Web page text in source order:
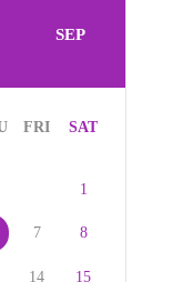
SEP
FRI SAT
1
7 8
14 15